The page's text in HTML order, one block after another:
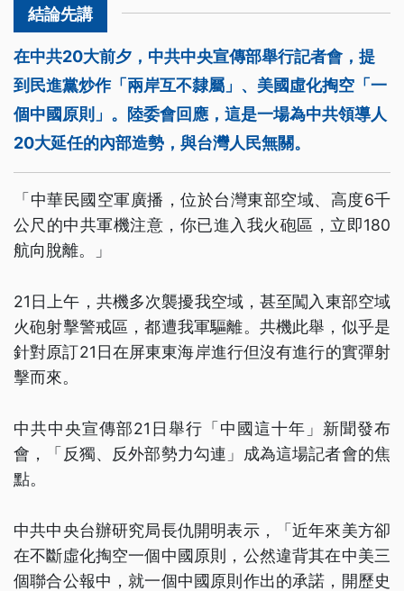
在中共20大前夕，中共中央宣傳部舉行記者會，提
到民進黨炒作「兩岸互不隸屬」、美國虛化掏空「一
個中國原則」。陸委會回應，這是一場為中共領導人
20大延任的內部造勢，與台灣人民無關。
「中華民國空軍廣播，位於台灣東部空域、高度6千
公尺的中共軍機注意，你已進入我火砲區，立即180
航向脫離。」
21日上午，共機多次襲擾我空域，甚至闖入東部空域
火砲射擊警戒區，都遭我軍驅離。共機此舉，似乎是
針對原訂21日在屏東東海岸進行但沒有進行的實彈射
擊而來。
中共中央宣傳部21日舉行「中國這十年」新聞發布
會，「反獨、反外部勢力勾連」成為這場記者會的焦
點。
中共中央台辦研究局長仇開明表示，「近年來美方卻
在不斷虛化掏空一個中國原則，公然違背其在中美三
個聯合公報中，就一個中國原則作出的承諾，開歷史